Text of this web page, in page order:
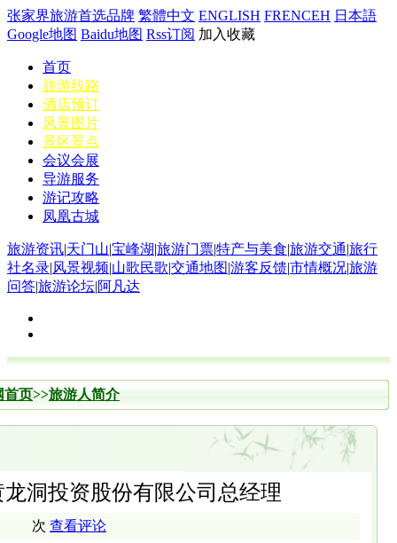
张家界旅游首选品牌 繁體中文 ENGLISH FRENCEH 日本語
Google地图 Baidu地图 Rss订阅 加入收藏
首页
旅游线路
酒店预订
风景图片
景区景点
会议会展
导游服务
游记攻略
凤凰古城
旅游资讯|天门山|宝峰湖|旅游门票|特产与美食|旅游交通|旅行
社名录|风景视频|山歌民歌|交通地图|游客反馈|市情概况|旅游
问答|旅游论坛|阿凡达
首页>>旅游人简介
洞投资股份有限公司总经理
次 查看评论